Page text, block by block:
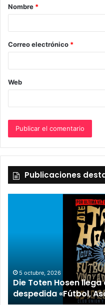
r
*
Nombre *
Correo electrónico *
Web
Publicaciones
2 octubre, 2026
“TIRRIA” llega a
encabezado
Stefani